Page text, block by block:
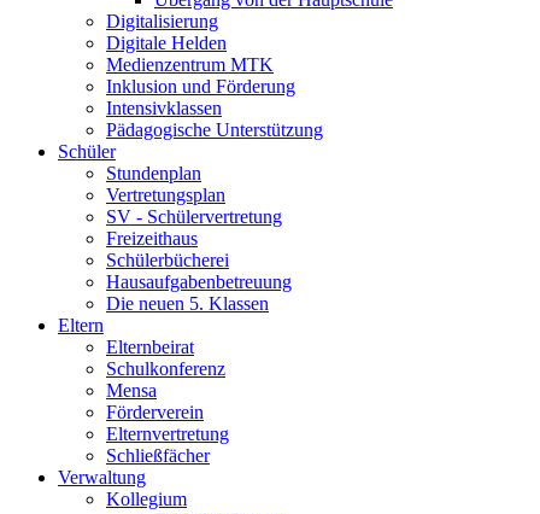
Digitalisierung
Digitale Helden
Medienzentrum MTK
Inklusion und Förderung
Intensivklassen
Pädagogische Unterstützung
Schüler
Stundenplan
Vertretungsplan
SV - Schülervertretung
Freizeithaus
Schülerbücherei
Hausaufgabenbetreuung
Die neuen 5. Klassen
Eltern
Elternbeirat
Schulkonferenz
Mensa
Förderverein
Elternvertretung
Schließfächer
Verwaltung
Kollegium